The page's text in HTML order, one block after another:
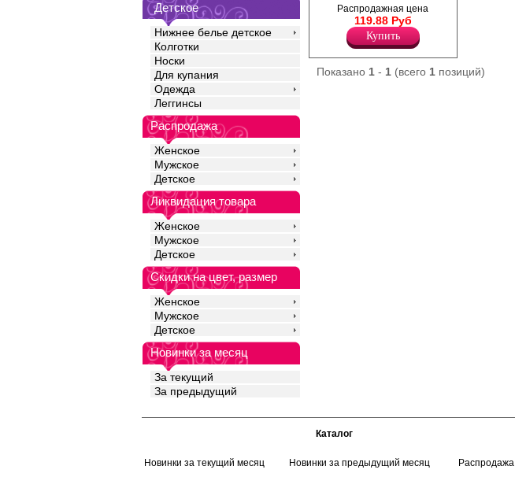
Детское
Нижнее белье детское
Колготки
Носки
Для купания
Одежда
Леггинсы
Распродажа
Женское
Мужское
Детское
Ликвидация товара
Женское
Мужское
Детское
Скидки на цвет, размер
Женское
Мужское
Детское
Новинки за месяц
За текущий
За предыдущий
Соблазнительные трусики с открытым
доступом и нежной юбочкой.
Полиамид 91%
Распродажная цена
119.88 Руб
Купить
Показано 1- 1(всего 1позиций)
Каталог
Новинки за текущий месяц Новинки за предыдущий месяц Распродажа